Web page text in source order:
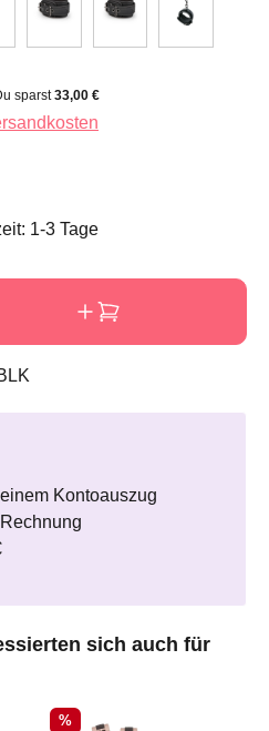
sparst33,00 €
1-3 Tage
den gewünschten
Kontoauszug
sich auch für
Rabatt
%